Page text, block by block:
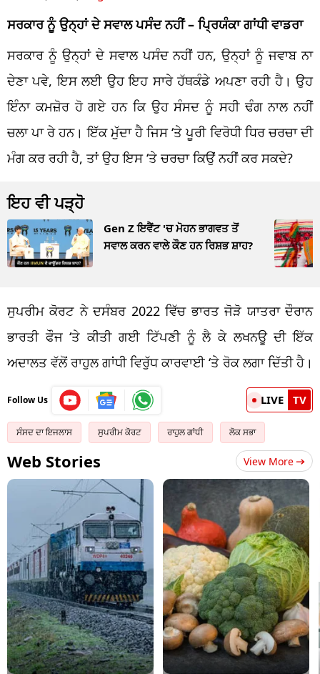
ਸਰਕਾਰ ਨੂੰ ਉਨ੍ਹਾਂ ਦੇ ਸਵਾਲ ਪਸੰਦ ਨਹੀਂ – ਪ੍ਰਿਯੰਕਾ ਗਾਂਧੀ ਵਾਡਰਾ
ਸਰਕਾਰ ਨੂੰ ਉਨ੍ਹਾਂ ਦੇ ਸਵਾਲ ਪਸੰਦ ਨਹੀਂ ਹਨ, ਉਨ੍ਹਾਂ ਨੂੰ ਜਵਾਬ ਨਾ
ਦੇਣਾ ਪਵੇ, ਇਸ ਲਈ ਉਹ ਇਹ ਸਾਰੇ ਹੱਥਕੰਡੇ ਅਪਣਾ ਰਹੀ ਹੈ। ਉਹ
ਇੰਨਾ ਕਮਜ਼ੋਰ ਹੋ ਗਏ ਹਨ ਕਿ ਉਹ ਸੰਸਦ ਨੂੰ ਸਹੀ ਢੰਗ ਨਾਲ ਨਹੀਂ
ਚਲਾ ਪਾ ਰੇ ਹਨ। ਇੱਕ ਮੁੱਦਾ ਹੈ ਜਿਸ ‘ਤੇ ਪੂਰੀ ਵਿਰੋਧੀ ਧਿਰ ਚਰਚਾ ਦੀ
ਮੰਗ ਕਰ ਰਹੀ ਹੈ, ਤਾਂ ਉਹ ਇਸ ‘ਤੇ ਚਰਚਾ ਕਿਉਂ ਨਹੀਂ ਕਰ ਸਕਦੇ?
ਇਹ ਵੀ ਪੜ੍ਹੋ
Gen Z ਇਵੈਂਟ 'ਚ ਮੋਹਨ ਭਾਗਵਤ ਤੋਂ
ਸਵਾਲ ਕਰਨ ਵਾਲੇ ਕੌਣ ਹਨ ਰਿਸ਼ਭ ਸ਼ਾਹ?
ਸੁਪਰੀਮ ਕੋਰਟ ਨੇ ਦਸੰਬਰ 2022 ਵਿੱਚ ਭਾਰਤ ਜੋੜੋ ਯਾਤਰਾ ਦੌਰਾਨ
ਭਾਰਤੀ ਫੌਜ ‘ਤੇ ਕੀਤੀ ਗਈ ਟਿੱਪਣੀ ਨੂੰ ਲੈ ਕੇ ਲਖਨਊ ਦੀ ਇੱਕ
ਅਦਾਲਤ ਵੱਲੋਂ ਰਾਹੁਲ ਗਾਂਧੀ ਵਿਰੁੱਧ ਕਾਰਵਾਈ ‘ਤੇ ਰੋਕ ਲਗਾ ਦਿੱਤੀ ਹੈ।
Follow Us LIVE TV
ਸੰਸਦ ਦਾ ਇਜਲਾਸ ਸੁਪਰੀਮ ਕੋਰਟ ਰਾਹੁਲ ਗਾਂਧੀ ਲੋਕ ਸਭਾ
Web Stories View More